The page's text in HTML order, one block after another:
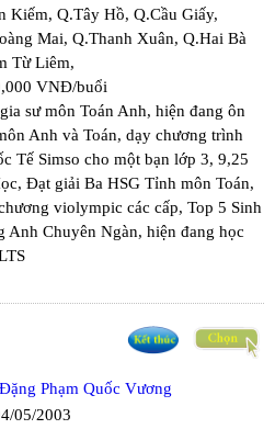
Kiếm, Q.Tây Hồ, Q.Cầu Giấy,
Mai, Q.Thanh Xuân, Q.Hai Bà
Từ Liêm,
VNĐ/buổi
sư môn Toán Anh, hiện đang ôn
Anh và Toán, dạy chương trình
Tế Simso cho một bạn lớp 3, 9,25
Đạt giải Ba HSG Tỉnh môn Toán,
violympic các cấp, Top 5 Sinh
Anh Chuyên Ngàn, hiện đang học
Đặng Phạm Quốc Vương
05/2003